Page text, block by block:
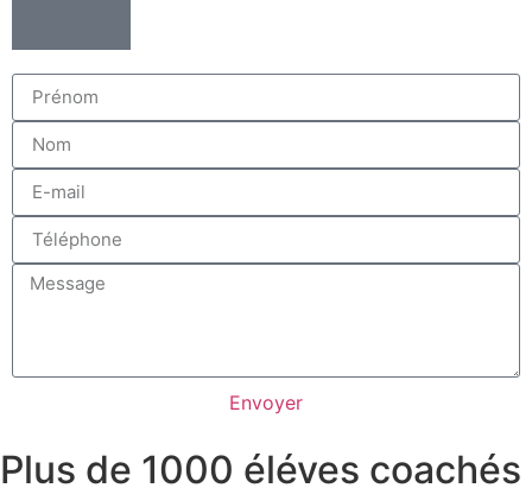
Envoyer
Plus de 1000 éléves coachés